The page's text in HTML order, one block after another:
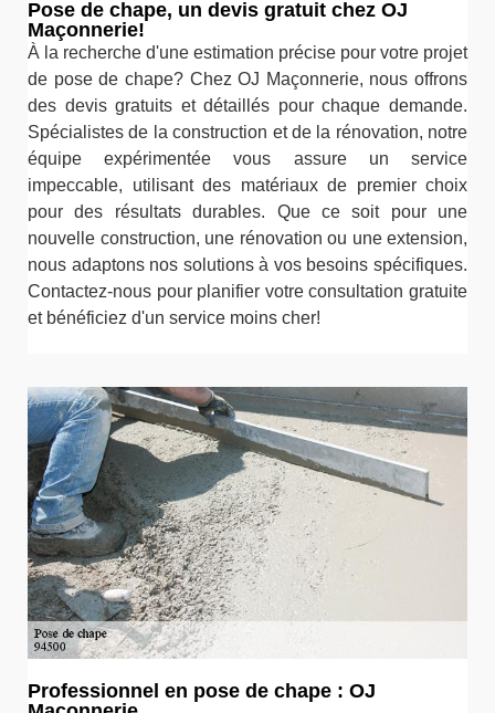
Pose de chape, un devis gratuit chez OJ
Maçonnerie!
À la recherche d'une estimation précise pour votre projet
de pose de chape? Chez OJ Maçonnerie, nous offrons
des devis gratuits et détaillés pour chaque demande.
Spécialistes de la construction et de la rénovation, notre
équipe expérimentée vous assure un service
impeccable, utilisant des matériaux de premier choix
pour des résultats durables. Que ce soit pour une
nouvelle construction, une rénovation ou une extension,
nous adaptons nos solutions à vos besoins spécifiques.
Contactez-nous pour planifier votre consultation gratuite
et bénéficiez d'un service moins cher!
Professionnel en pose de chape : OJ